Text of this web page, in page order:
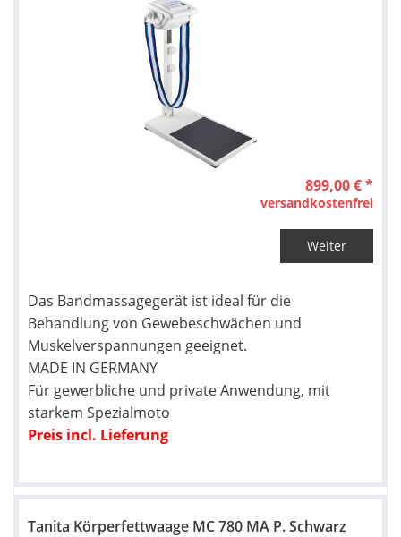
899,00 € *
versandkostenfrei
Weiter
Das Bandmassagegerät ist ideal für die
Behandlung von Gewebeschwächen und
Muskelverspannungen geeignet.
MADE IN GERMANY
Für gewerbliche und private Anwendung, mit
starkem Spezialmoto
Preis incl. Lieferung
Tanita Körperfettwaage MC 780 MA P. Schwarz